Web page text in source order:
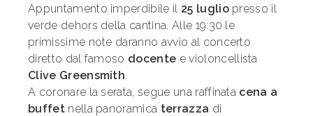
Appuntamento imperdibile il 25 lugliopresso il
verde dehors della cantina. Alle 19:30 le
primissime note daranno avvio al concerto
diretto dal famoso docente e violoncellista
Clive Greensmith.
A coronare la serata, segue una raffinata cena a
buffet nella panoramica terrazza di